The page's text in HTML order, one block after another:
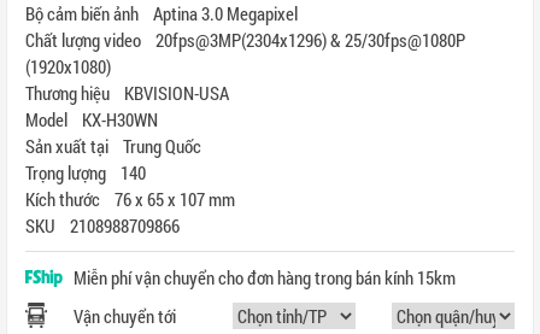
Bộ cảm biến ảnh Aptina 3.0 Megapixel
Chất lượng video 20fps@3MP(2304x1296) & 25/30fps@1080P
(1920x1080)
Thương hiệu KBVISION-USA
Model KX-H30WN
Sản xuất tại Trung Quốc
Trọng lượng 140
Kích thước 76 x 65 x 107 mm
SKU 2108988709866
Miễn phí vận chuyển cho đơn hàng trong bán kính 15km
Vận chuyển tới